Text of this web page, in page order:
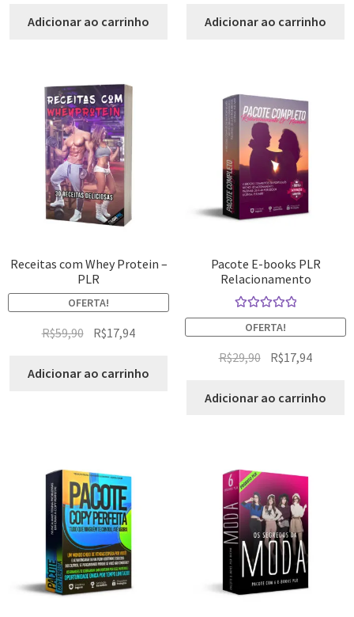
Adicionar ao carrinho Adicionar ao carrinho
Receitas com Whey Protein –
PLR
OFERTA!
R$59,90 R$17,94
Adicionar ao carrinho
Pacote E-books PLR
Relacionamento
Avaliação
5.00de 5
OFERTA!
R$29,90 R$17,94
Adicionar ao carrinho